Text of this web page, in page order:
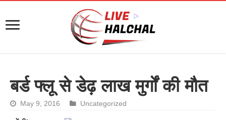
बर्ड फ्लू से डेढ़ लाख मुर्गों की मौत
May 9, 2016 Uncategorized